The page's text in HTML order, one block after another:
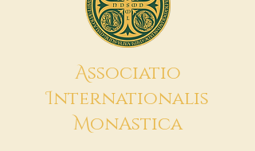
Associatio
Internationalis
MonAstica